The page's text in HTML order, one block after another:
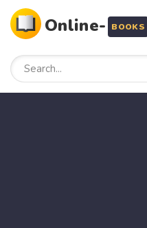
Online- BOOKS